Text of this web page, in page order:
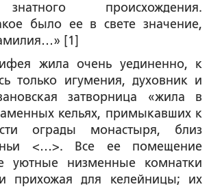
происхождения.
было ее в свете значение,
[1]
жила очень уединенно, к
только игумения, духовник и
затворница «жила в
кельях, примыкавших к
ограды монастыря, близ
<…>. Все ее помещение
уютные низменные комнатки
прихожая для келейницы; их